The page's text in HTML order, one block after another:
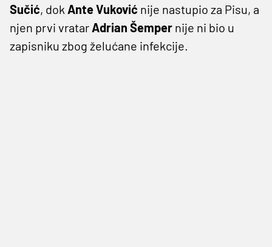
Sučić, dok Ante Vuković nije nastupio za Pisu, a
njen prvi vratar Adrian Šemper nije ni bio u
zapisniku zbog želućane infekcije.